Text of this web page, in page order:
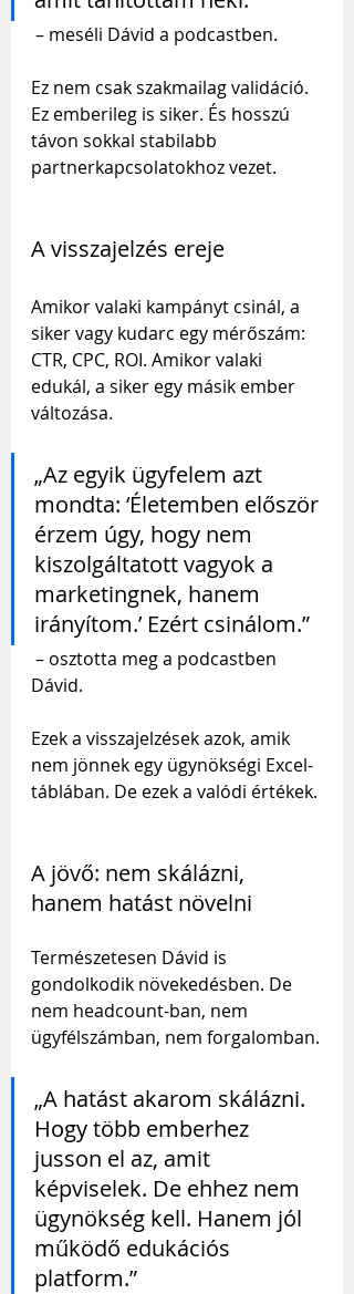
– meséli Dávid a podcastben.
Ez nem csak szakmailag validáció.
Ez emberileg is siker. És hosszú
távon sokkal stabilabb
partnerkapcsolatokhoz vezet.
A visszajelzés ereje
Amikor valaki kampányt csinál, a
siker vagy kudarc egy mérőszám:
CTR, CPC, ROI. Amikor valaki
edukál, a siker egy másik ember
változása.
„Az egyik ügyfelem azt
mondta: ‘Életemben először
érzem úgy, hogy nem
kiszolgáltatott vagyok a
marketingnek, hanem
irányítom.’ Ezért csinálom.”
Dávid.
Ezek a visszajelzések azok, amik
nem jönnek egy ügynökségi Excel-
táblában. De ezek a valódi értékek.
A jövő: nem skálázni,
hanem hatást növelni
Természetesen Dávid is
gondolkodik növekedésben. De
nem headcount-ban, nem
ügyfélszámban, nem forgalomban.
„A hatást akarom skálázni.
Hogy több emberhez
jusson el az, amit
képviselek. De ehhez nem
ügynökség kell. Hanem jól
működő edukációs
platform.”